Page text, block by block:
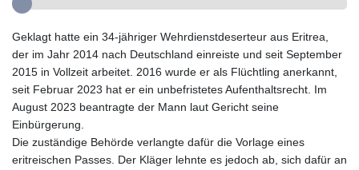
Geklagt hatte ein 34-jähriger Wehrdienstdeserteur aus Eritrea,
der im Jahr 2014 nach Deutschland einreiste und seit September
2015 in Vollzeit arbeitet. 2016 wurde er als Flüchtling anerkannt,
seit Februar 2023 hat er ein unbefristetes Aufenthaltsrecht. Im
August 2023 beantragte der Mann laut Gericht seine
Einbürgerung.
Die zuständige Behörde verlangte dafür die Vorlage eines
eritreischen Passes. Der Kläger lehnte es jedoch ab, sich dafür an